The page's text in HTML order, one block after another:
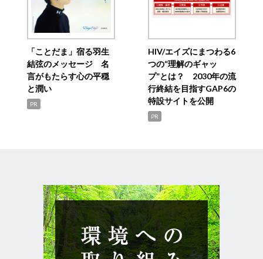
「ことだま」宿る羽生
結弦のメッセージ 名
言がもたらす心の平穏
と潤い
PR
HIV/エイズにまつわる6
つの“理解のギャッ
プ”とは？ 2030年の流
行終結を目指すGAP6の
特設サイトを公開
PR